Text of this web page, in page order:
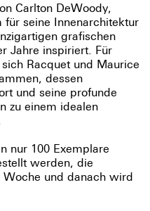
Carlton DeWoody,
seine Innenarchitektur
grafischen
Jahre inspiriert. Für
Racquet und Maurice
dessen
und seine profunde
zu einem idealen
nur 100 Exemplare
werden, die
und danach wird